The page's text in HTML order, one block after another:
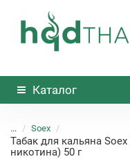
Каталог
... Soex
Табак для кальяна
никотина) 50 г